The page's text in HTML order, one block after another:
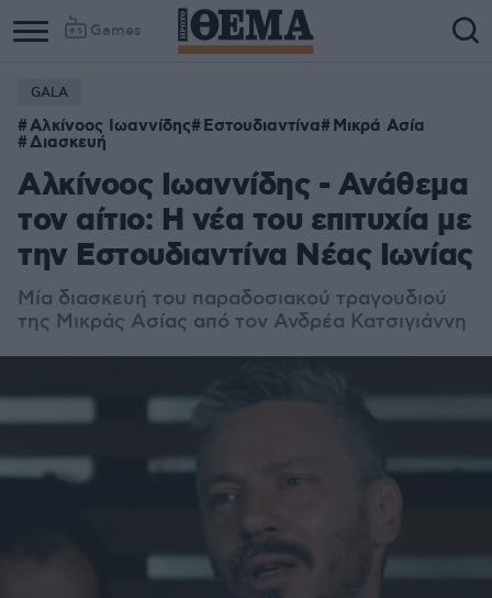
Games
GALA
Αλκίνοος Ιωαννίδης Εστουδιαντίνα Μικρά Ασία
Διασκευή
Αλκίνοος Ιωαννίδης - Ανάθεμα
τον αίτιο: Η νέα του επιτυχία με
την Εστουδιαντίνα Νέας Ιωνίας
Μία διασκευή του παραδοσιακού τραγουδιού
της Μικράς Ασίας από τον Ανδρέα Κατσιγιάννη